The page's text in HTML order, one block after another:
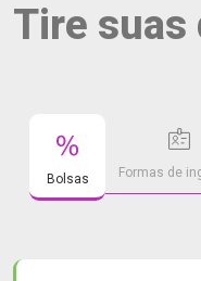
Tire suas
Bolsas Formas de